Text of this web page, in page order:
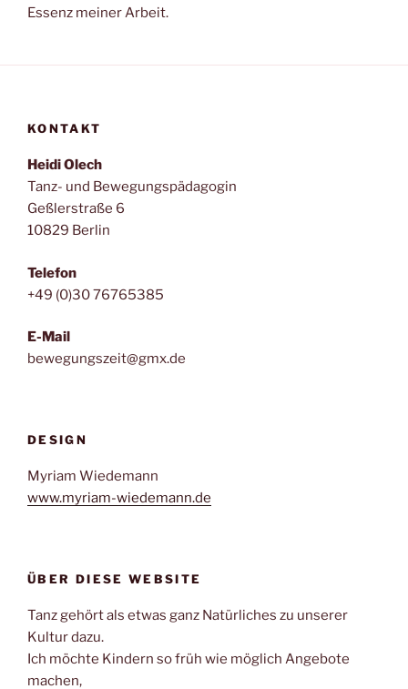
Essenz meiner Arbeit.
KONTAKT
Heidi Olech
Tanz- und Bewegungspädagogin
Geßlerstraße 6
10829 Berlin
Telefon
+49 (0)30 76765385
E-Mail
bewegungszeit@gmx.de
DESIGN
Myriam Wiedemann
www.myriam-wiedemann.de
ÜBER DIESE WEBSITE
Tanz gehört als etwas ganz Natürliches zu unserer
Kultur dazu.
Ich möchte Kindern so früh wie möglich Angebote
machen,